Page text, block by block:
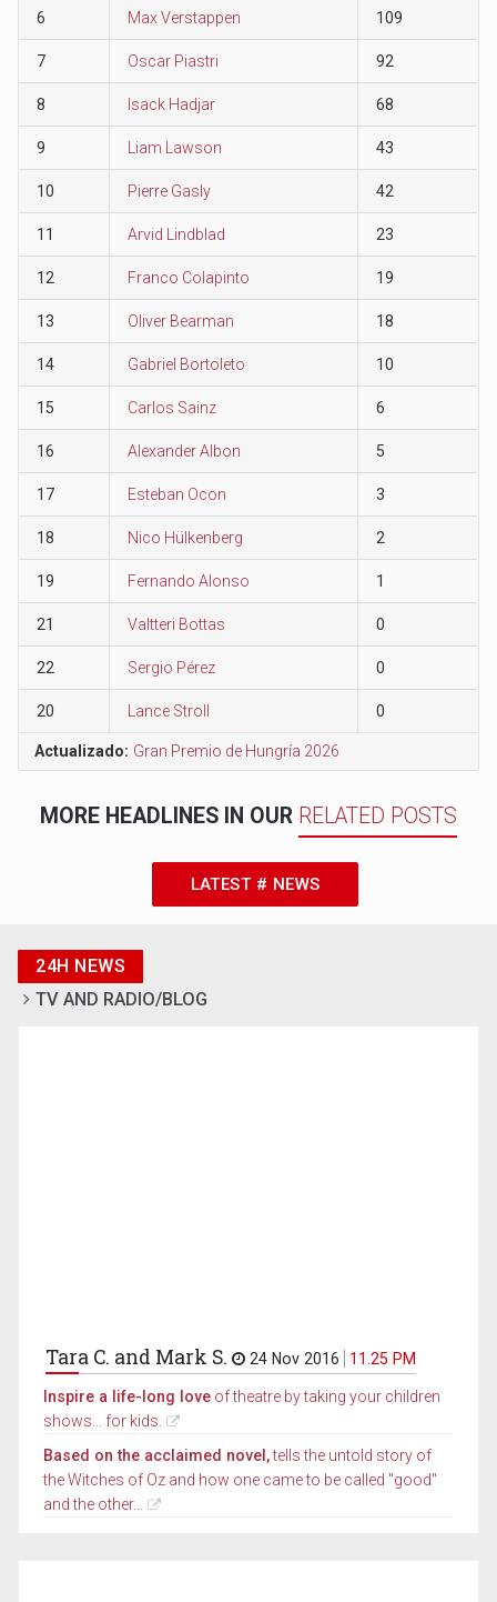
6 Max Verstappen 109
7 Oscar Piastri 92
8 Isack Hadjar 68
9 Liam Lawson 43
10 Pierre Gasly 42
11 Arvid Lindblad 23
12 Franco Colapinto 19
13 Oliver Bearman 18
14 Gabriel Bortoleto 10
15 Carlos Sainz 6
16 Alexander Albon 5
17 Esteban Ocon 3
18 Nico Hülkenberg 2
19 Fernando Alonso 1
21 Valtteri Bottas 0
22 Sergio Pérez 0
20 Lance Stroll 0
Actualizado: Gran Premio de Hungría 2026
MORE HEADLINES IN OUR RELATED POSTS
LATEST # NEWS
24H NEWS
TV AND RADIO/BLOG
Tara C. and Mark S. 24 Nov 2016 11.25 PM
Inspire a life-long love of theatre by taking your children
shows... for kids.
Based on the acclaimed novel,tells the untold story of
the Witches of Oz and how one came to be called "good"
and the other...